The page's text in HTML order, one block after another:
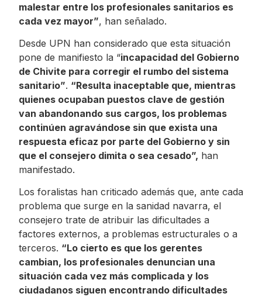
malestar entre los profesionales sanitarios es
cada vez mayor”, han señalado.
Desde UPN han considerado que esta situación
pone de manifiesto la “incapacidad del Gobierno
de Chivite para corregir el rumbo del sistema
sanitario”. “Resulta inaceptable que, mientras
quienes ocupaban puestos clave de gestión
van abandonando sus cargos, los problemas
continúen agravándose sin que exista una
respuesta eficaz por parte del Gobierno y sin
que el consejero dimita o sea cesado”, han
manifestado.
Los foralistas han criticado además que, ante cada
problema que surge en la sanidad navarra, el
consejero trate de atribuir las dificultades a
factores externos, a problemas estructurales o a
terceros. “Lo cierto es que los gerentes
cambian, los profesionales denuncian una
situación cada vez más complicada y los
ciudadanos siguen encontrando dificultades